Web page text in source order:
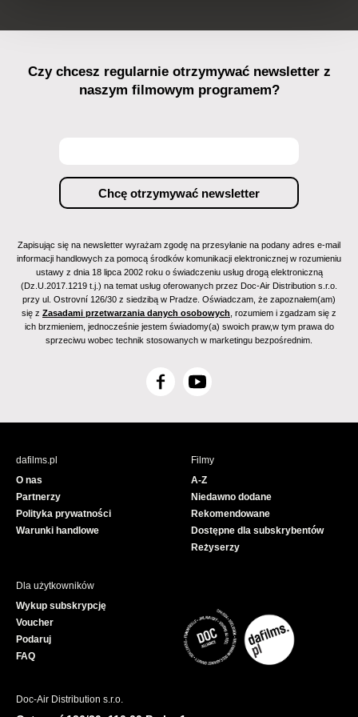
Czy chcesz regularnie otrzymywać newsletter z
naszym filmowym programem?
Zapisując się na newsletter wyrażam zgodę na przesyłanie na podany adres e-mail
informacji handlowych za pomocą środków komunikacji elektronicznej w rozumieniu
ustawy z dnia 18 lipca 2002 roku o świadczeniu usług drogą elektroniczną
(Dz.U.2017.1219 t.j.) na temat usług oferowanych przez Doc-Air Distribution s.r.o.
przy ul. Ostrovní 126/30 z siedzibą w Pradze. Oświadczam, że zapoznałem(am)
się z Zasadami przetwarzania danych osobowych , rozumiem i zgadzam się z
ich brzmieniem, jednocześnie jestem świadomy(a) swoich praw,w tym prawa do
sprzeciwu wobec technik stosowanych w marketingu bezpośrednim.
F
c
Y
u
e
dafilms.pl
O nas
Partnerzy
Polityka prywatności
Warunki handlowe
Filmy
A-Z
Niedawno dodane
Rekomendowane
Dostępne dla subskrybentów
Reżyserzy
Dla użytkowników
Wykup subskrypcję
Voucher
Podaruj
FAQ
Doc-Air Distribution s.r.o.